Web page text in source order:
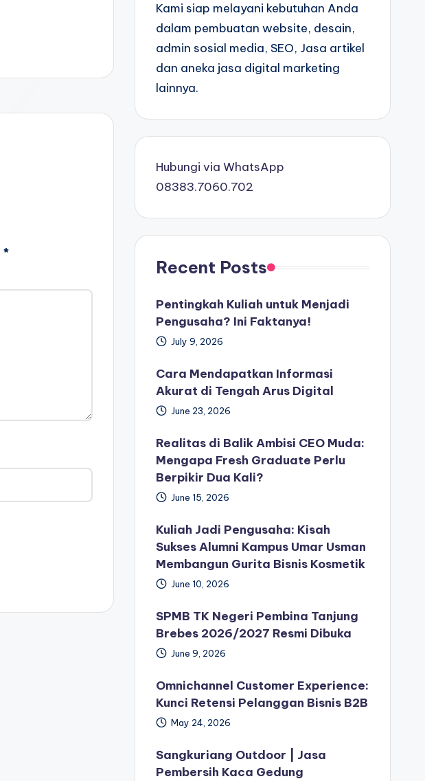
*
Kami siap melayani kebutuhan Anda
dalam pembuatan website, desain,
admin sosial media, SEO, Jasa artikel
dan aneka jasa digital marketing
lainnya.
Hubungi via WhatsApp
08383.7060.702
Recent Posts
Pentingkah Kuliah untuk Menjadi
Pengusaha? Ini Faktanya!
July 9, 2026
Cara Mendapatkan Informasi
Akurat di Tengah Arus Digital
June 23, 2026
Realitas di Balik Ambisi CEO Muda:
Mengapa Fresh Graduate Perlu
Berpikir Dua Kali?
June 15, 2026
Kuliah Jadi Pengusaha: Kisah
Sukses Alumni Kampus Umar Usman
Membangun Gurita Bisnis Kosmetik
June 10, 2026
SPMB TK Negeri Pembina Tanjung
Brebes 2026/2027 Resmi Dibuka
June 9, 2026
Omnichannel Customer Experience:
Kunci Retensi Pelanggan Bisnis B2B
May 24, 2026
Sangkuriang Outdoor | Jasa
Pembersih Kaca Gedung